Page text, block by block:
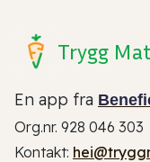
Trygg Mat
En app fra
Org.nr. 928 046 303
Kontakt: